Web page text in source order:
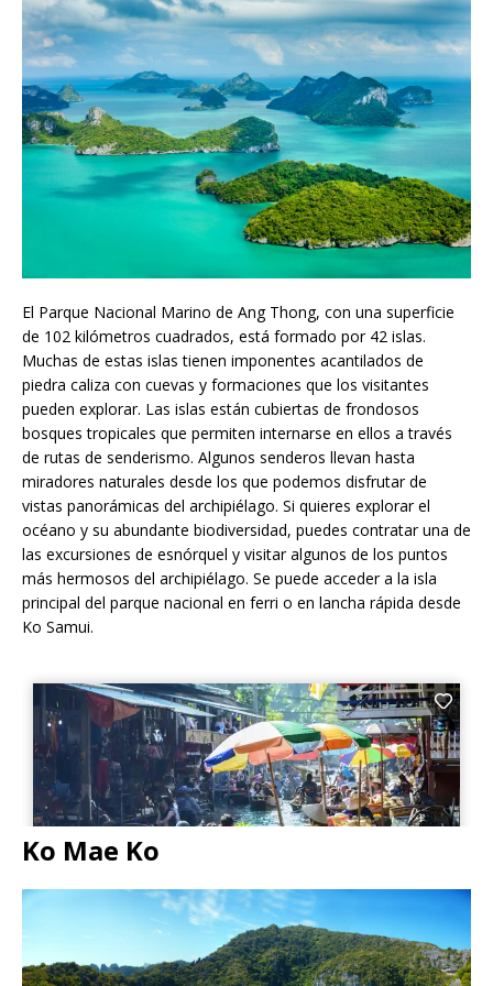
El Parque Nacional Marino de Ang Thong, con una superficie
de 102 kilómetros cuadrados, está formado por 42 islas.
Muchas de estas islas tienen imponentes acantilados de
piedra caliza con cuevas y formaciones que los visitantes
pueden explorar. Las islas están cubiertas de frondosos
bosques tropicales que permiten internarse en ellos a través
de rutas de senderismo. Algunos senderos llevan hasta
miradores naturales desde los que podemos disfrutar de
vistas panorámicas del archipiélago. Si quieres explorar el
océano y su abundante biodiversidad, puedes contratar una de
las excursiones de esnórquel y visitar algunos de los puntos
más hermosos del archipiélago. Se puede acceder a la isla
principal del parque nacional en ferri o en lancha rápida desde
Ko Samui.
Ko Mae Ko